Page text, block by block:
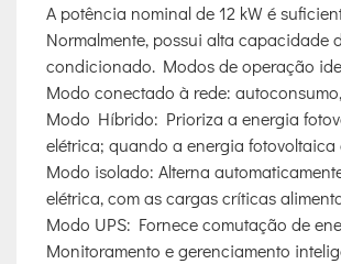
A potência nominal de 12 kW é
Normalmente, possui alta capacidade
condicionado. Modos de operação
Modo conectado à rede:
Modo Híbrido: Prioriza a energia
elétrica; quando a energia
Modo isolado: Alterna
elétrica, com as cargas críticas
Modo UPS: Fornece comutação de
Monitoramento e gerenciamento